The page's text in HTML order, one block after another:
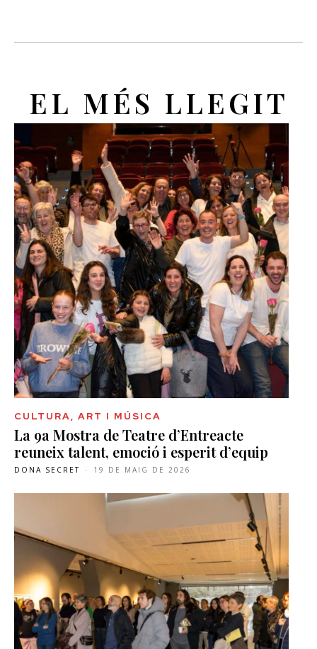
EL MÉS LLEGIT
CULTURA, ART I MÚSICA
La 9a Mostra de Teatre d’Entreacte
reuneix talent, emoció i esperit d’equip
DONA SECRET - 19 DE MAIG DE 2026